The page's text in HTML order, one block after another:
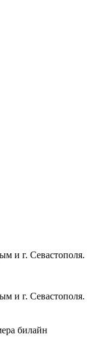
и г. Севастополя.
и г. Севастополя.
билайн